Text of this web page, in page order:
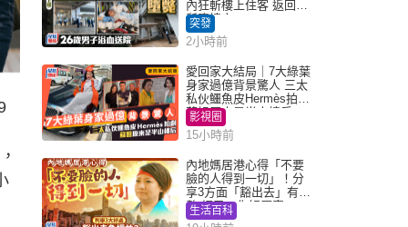
內狂斬樓上住客 返回住
所墮樓亡
突發
2小時前
愛回家大結局｜7大綠葉
身家過億背景驚人 三太
私伙鱷魚皮Hermès拍劇
蘇姐原來是半山樓后
影視圈
15小時前
內地媽居港心得「不要
臉的人得到一切」！分
享3方面「豁出去」有著
數 網民：你好厲害
生活百科